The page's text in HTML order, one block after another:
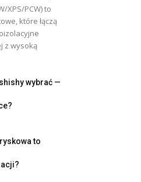
XPS/PCW) to
które łączą
z wysoką
wybrać —
to